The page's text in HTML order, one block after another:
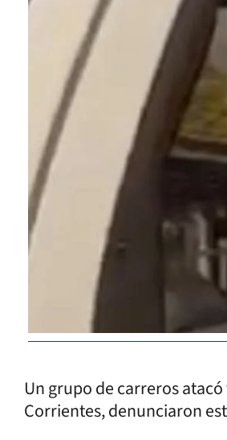
Un grupo de carreros
Corrientes, denunciaron